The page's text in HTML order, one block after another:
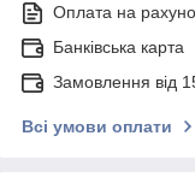
Оплата на
Банківська карта
Замовлення від
Всі умови оплати